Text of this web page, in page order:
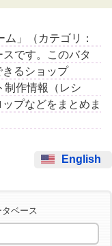
」（カテゴリ：
です。このバタ
るショップ
制作情報（レシ
プなどをまとめま
English
ベース